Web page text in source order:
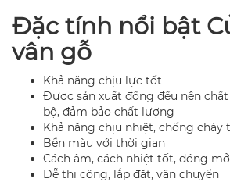
Đặc tính nổi bật
vân gỗ
Khả năng chịu lực tốt
Được sản xuất đồng đều nên
bộ, đảm bảo chất lượng
Khả năng chịu nhiệt, chống cháy
Bền màu với thời gian
Cách âm, cách nhiệt tốt, đóng
Dễ thi công, lắp đặt, vận chuyển